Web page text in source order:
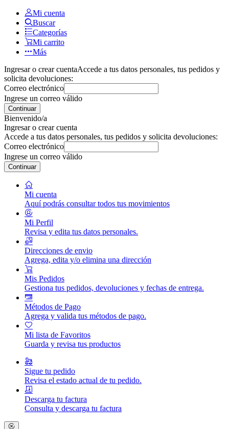
Mi cuenta
Buscar
Categorías
Mi carrito
Más
Ingresar o crear cuentaAccede a tus datos personales, tus pedidos y
solicita devoluciones:
Correo electrónico
Ingrese un correo válido
Continuar
Bienvenido/a
Ingresar o crear cuenta
Accede a tus datos personales, tus pedidos y solicita devoluciones:
Correo electrónico
Ingrese un correo válido
Continuar
Mi cuenta
Aquí podrás consultar todos tus movimientos
Mi Perfil
Revisa y edita tus datos personales.
Direcciones de envio
Agrega, edita y/o elimina una dirección
Mis Pedidos
Gestiona tus pedidos, devoluciones y fechas de entrega.
Métodos de Pago
Agrega y valida tus métodos de pago.
Mi lista de Favoritos
Guarda y revisa tus productos
Sigue tu pedido
Revisa el estado actual de tu pedido.
Descarga tu factura
Consulta y descarga tu factura